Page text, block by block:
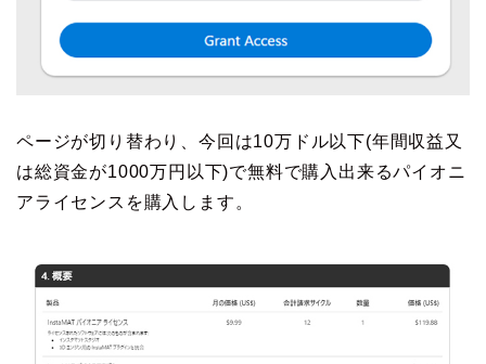
ページが切り替わり、今回は10万ドル以下(年間収益又
は総資金が1000万円以下)で無料で購入出来るパイオニ
アライセンスを購入します。